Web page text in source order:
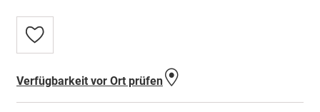
Zur
Wunschliste
Verfügbarkeit vor Ort prüfen